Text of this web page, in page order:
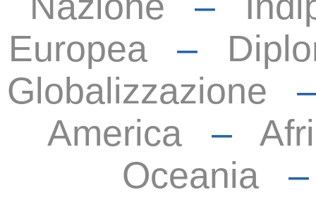
Europea –
Globalizzazione
America –
Oceania